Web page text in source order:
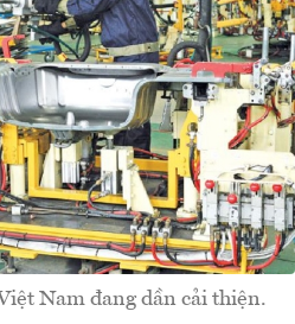
Nam đang dần cải thiện.